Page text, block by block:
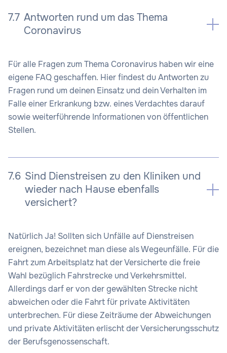
7.7 Antworten rund um das Thema
Coronavirus
Für alle Fragen zum Thema Coronavirus haben wir eine
eigene FAQ geschaffen. Hier findest du Antworten zu
Fragen rund um deinen Einsatz und dein Verhalten im
Falle einer Erkrankung bzw. eines Verdachtes darauf
sowie weiterführende Informationen von öffentlichen
Stellen.
7.6 Sind Dienstreisen zu den Kliniken und
wieder nach Hause ebenfalls
versichert?
Natürlich Ja! Sollten sich Unfälle auf Dienstreisen
ereignen, bezeichnet man diese als Wegeunfälle. Für die
Fahrt zum Arbeitsplatz hat der Versicherte die freie
Wahl bezüglich Fahrstrecke und Verkehrsmittel.
Allerdings darf er von der gewählten Strecke nicht
abweichen oder die Fahrt für private Aktivitäten
unterbrechen. Für diese Zeiträume der Abweichungen
und private Aktivitäten erlischt der Versicherungsschutz
der Berufsgenossenschaft.